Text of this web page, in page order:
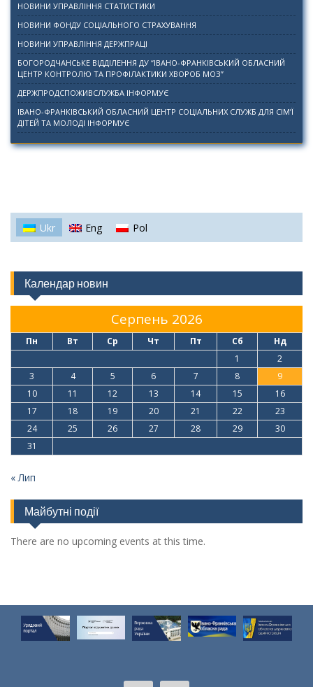
НОВИНИ УПРАВЛІННЯ СТАТИСТИКИ
НОВИНИ ФОНДУ СОЦІАЛЬНОГО СТРАХУВАННЯ
НОВИНИ УПРАВЛІННЯ ДЕРЖПРАЦІ
БОГОРОДЧАНСЬКЕ ВІДДІЛЕННЯ ДУ “ІВАНО-ФРАНКІВСЬКИЙ ОБЛАСНИЙ
ЦЕНТР КОНТРОЛЮ ТА ПРОФІЛАКТИКИ ХВОРОБ МОЗ”
ДЕРЖПРОДСПОЖИВСЛУЖБА ІНФОРМУЄ
ІВАНО-ФРАНКІВСЬКИЙ ОБЛАСНИЙ ЦЕНТР СОЦІАЛЬНИХ СЛУЖБ ДЛЯ СІМ’Ї
ДІТЕЙ ТА МОЛОДІ ІНФОРМУЄ
Ukr Eng Pol
Календар новин
Серпень 2026
Пн Вт Ср Чт Пт Сб
Нд
1
2
3
4 5 6 7 8
9
10
11 12 13 14 15
16
17
18 19 20 21 22
23
24
25 26 27 28 29
30
31
« Лип
Майбутні події
There are no upcoming events at this time.